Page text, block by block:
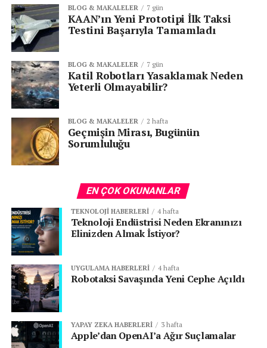
BLOG & MAKALELER 7 gün
KAAN’ın Yeni Prototipi İlk Taksi
Testini Başarıyla Tamamladı
BLOG & MAKALELER 7 gün
Katil Robotları Yasaklamak Neden
Yeterli Olmayabilir?
BLOG & MAKALELER 2 hafta
Geçmişin Mirası, Bugünün
Sorumluluğu
EN ÇOK OKUNANLAR
TEKNOLOJI HABERLERI 4 hafta
Teknoloji Endüstrisi Neden Ekranınızı
Elinizden Almak İstiyor?
UYGULAMA HABERLERI 4 hafta
Robotaksi Savaşında Yeni Cephe Açıldı
YAPAY ZEKA HABERLERI 3 hafta
Apple’dan OpenAI’a Ağır Suçlamalar